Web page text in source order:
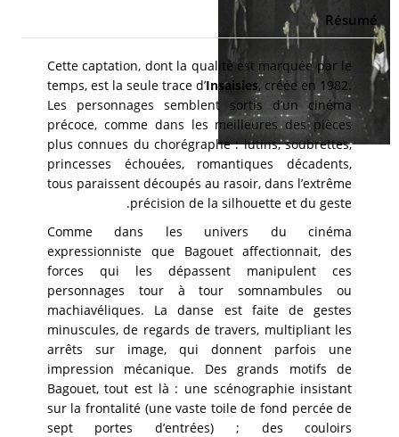
Résumé
Cette captation, dont la qualité est marquée par le
temps, est la seule trace d’Insaisies, créée en 1982.
Les personnages semblent sortis d’un cinéma
précoce, comme dans les meilleures des pièces
plus connues du chorégraphe : lutins, soubrettes,
princesses échouées, romantiques décadents,
tous paraissent découpés au rasoir, dans l’extrême
précision de la silhouette et du geste.
Comme dans les univers du cinéma
expressionniste que Bagouet affectionnait, des
forces qui les dépassent manipulent ces
personnages tour à tour somnambules ou
machiavéliques. La danse est faite de gestes
minuscules, de regards de travers, multipliant les
arrêts sur image, qui donnent parfois une
impression mécanique. Des grands motifs de
Bagouet, tout est là : une scénographie insistant
sur la frontalité (une vaste toile de fond percée de
sept portes d’entrées) ; des couloirs